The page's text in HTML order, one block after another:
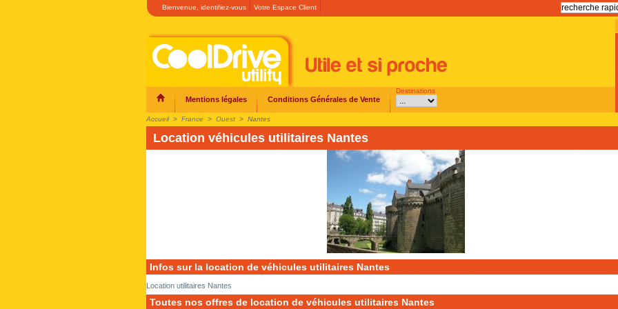
Bienvenue, identifiez-vous Votre Espace Client
Mentions légales Conditions Générales de Vente
Destinations
Accueil > France > Ouest > Nantes
Location véhicules utilitaires Nantes
Infos sur la location de véhicules utilitaires Nantes
Location utilitaires Nantes
Toutes nos offres de location de véhicules utilitaires Nantes